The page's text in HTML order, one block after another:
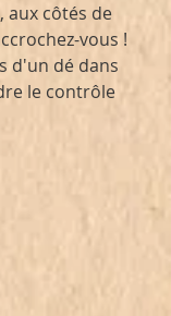
aux côtés de
vous !
d'un dé dans
le contrôle